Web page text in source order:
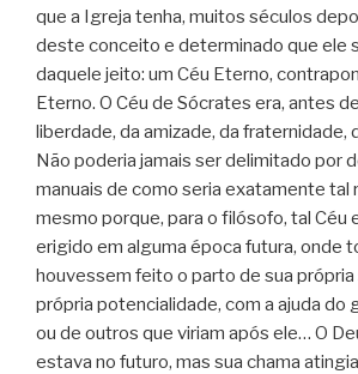
que a Igreja tenha, muitos séculos
deste conceito e determinado que ele
daquele jeito: um Céu Eterno,
Eterno. O Céu de Sócrates era, antes
liberdade, da amizade, da fraternidade,
Não poderia jamais ser delimitado por
manuais de como seria exatamente tal
mesmo porque, para o filósofo, tal Céu
erigido em alguma época futura, onde
houvessem feito o parto de sua própria
própria potencialidade, com a ajuda do
ou de outros que viriam após ele… O
estava no futuro, mas sua chama